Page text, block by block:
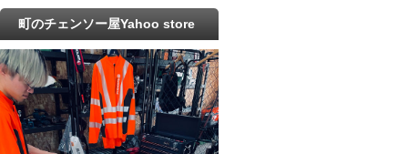
町のチェンソー屋Yahoo store